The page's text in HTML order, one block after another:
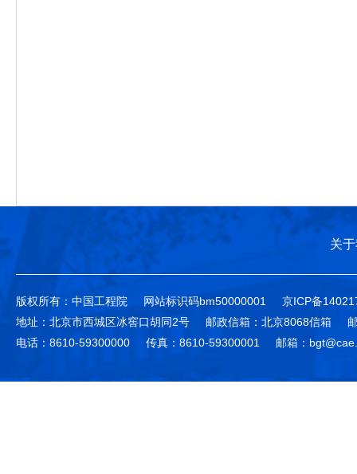
关
版权所有：中国工程院 网站标识码bm50000001
京ICP备
地址：北京市西城区冰窖口胡同2号
邮政信箱：北京8068信箱
电话：8610-59300000
传真：8610-59300001 邮箱：